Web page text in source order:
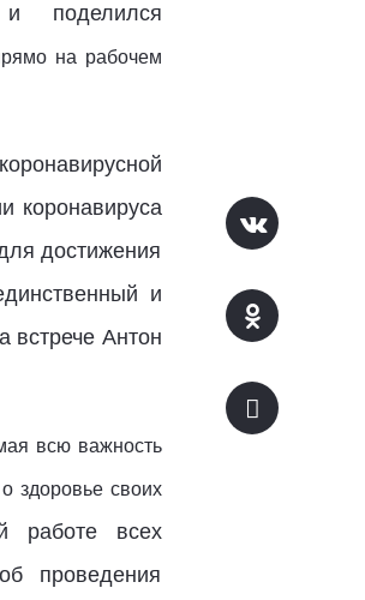
и
поделился
на рабочем
коронавируса
достижения
и
встрече Антон
всю важность
о здоровье своих
работе всех
проведения